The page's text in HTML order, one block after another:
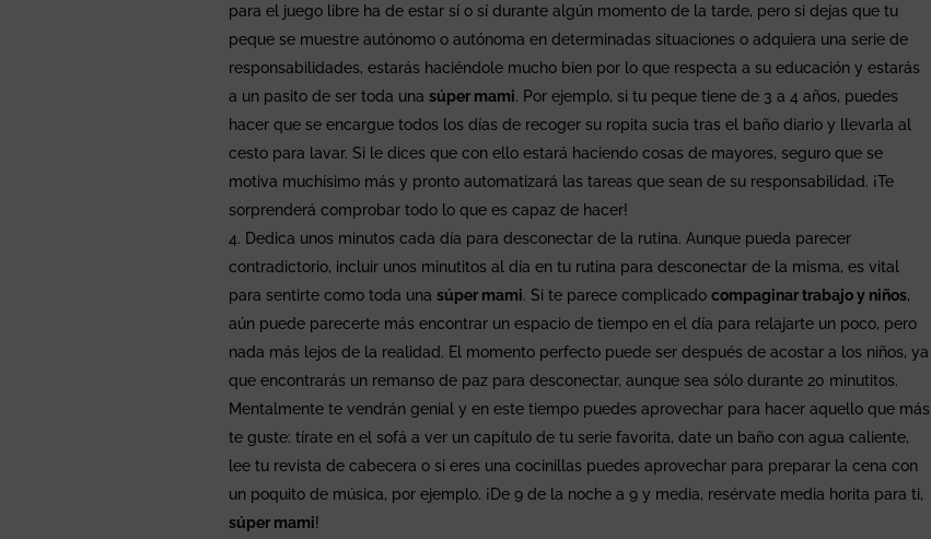
para el juego libre ha de estar sí o sí durante algún momento de la tarde, pero si dejas que tu
peque se muestre autónomo o autónoma en determinadas situaciones o adquiera una serie de
responsabilidades, estarás haciéndole mucho bien por lo que respecta a su educación y estarás
a un pasito de ser toda unasúper mami. Por ejemplo, si tu peque tiene de 3 a 4 años, puedes
hacer que se encargue todos los días de recoger su ropita sucia tras el baño diario y llevarla al
cesto para lavar. Si le dices que con ello estará haciendo cosas de mayores, seguro que se
motiva muchísimo más y pronto automatizará las tareas que sean de su responsabilidad. ¡Te
sorprenderá comprobar todo lo que es capaz de hacer!
Dedica unos minutos cada día para desconectar de la rutina. Aunque pueda parecer
contradictorio, incluir unos minutitos al día en tu rutina para desconectar de la misma, es vital
para sentirte como toda unasúper mami. Si te parece complicadocompaginar trabajo y niños,
aún puede parecerte más encontrar un espacio de tiempo en el día para relajarte un poco, pero
nada más lejos de la realidad. El momento perfecto puede ser después de acostar a los niños, ya
que encontrarás un remanso de paz para desconectar, aunque sea sólo durante 20 minutitos.
Mentalmente te vendrán genial y en este tiempo puedes aprovechar para hacer aquello que más
te guste: tírate en el sofá a ver un capítulo de tu serie favorita, date un baño con agua caliente,
lee tu revista de cabecera o si eres una cocinillas puedes aprovechar para preparar la cena con
un poquito de música, por ejemplo. ¡De 9 de la noche a 9 y media, resérvate media horita para ti,
súper mami!